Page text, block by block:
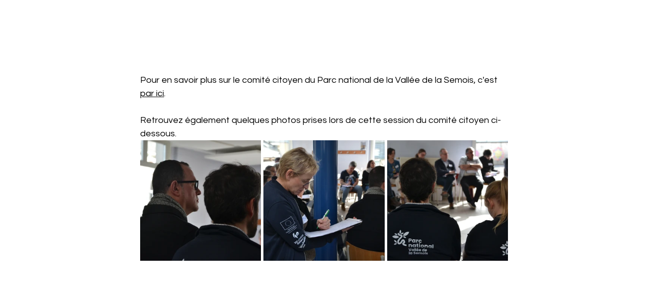
Pour en savoir plus sur le comité citoyen du Parc national de la Vallée de la Semois, c'est
par ici.
Retrouvez également quelques photos prises lors de cette session du comité citoyen ci-
dessous.